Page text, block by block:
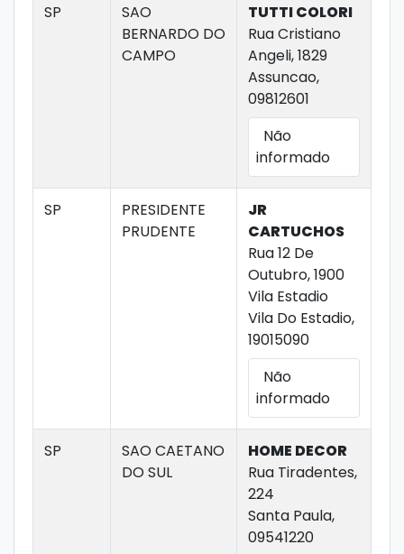
SP
SAO
BERNARDO DO
CAMPO
TUTTI COLORI
Rua Cristiano
Angeli, 1829
Assuncao,
09812601
Não
informado
SP
PRESIDENTE
PRUDENTE
JR
CARTUCHOS
Rua 12 De
Outubro, 1900
Vila Estadio
Vila Do Estadio,
19015090
Não
informado
SP
SAO CAETANO
DO SUL
HOME DECOR
Rua Tiradentes,
224
Santa Paula,
09541220